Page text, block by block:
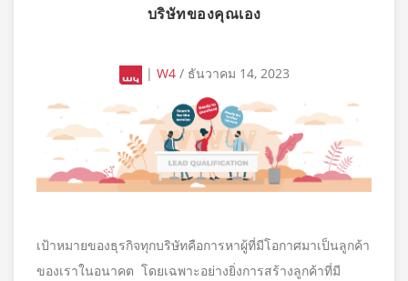
บริษัทของคุณเอง
| W4/ ธันวาคม 14, 2023
เป้าหมายของธุรกิจทุกบริษัทคือการหาผู้ที่มีโอกาศมาเป็นลูกค้า
ของเราในอนาคต โดยเฉพาะอย่างยิ่งการสร้างลูกค้าที่มี